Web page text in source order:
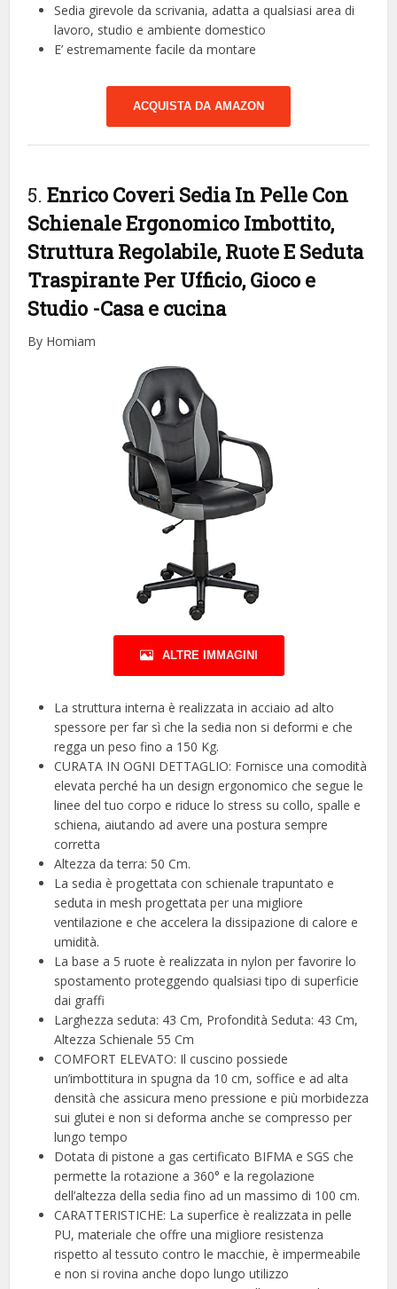
Sedia girevole da scrivania, adatta a qualsiasi area di
lavoro, studio e ambiente domestico
E’ estremamente facile da montare
ACQUISTA DA AMAZON
5.Enrico Coveri Sedia In Pelle Con
Schienale Ergonomico Imbottito,
Struttura Regolabile, Ruote E Seduta
Traspirante Per Ufficio, Gioco e
Studio -Casa e cucina
By Homiam
ALTRE IMMAGINI
La struttura interna è realizzata in acciaio ad alto
spessore per far sì che la sedia non si deformi e che
regga un peso fino a 150 Kg.
CURATA IN OGNI DETTAGLIO: Fornisce una comodità
elevata perché ha un design ergonomico che segue le
linee del tuo corpo e riduce lo stress su collo, spalle e
schiena, aiutando ad avere una postura sempre
corretta
Altezza da terra: 50 Cm.
La sedia è progettata con schienale trapuntato e
seduta in mesh progettata per una migliore
ventilazione e che accelera la dissipazione di calore e
umidità.
La base a 5 ruote è realizzata in nylon per favorire lo
spostamento proteggendo qualsiasi tipo di superficie
dai graffi
Larghezza seduta: 43 Cm, Profondità Seduta: 43 Cm,
Altezza Schienale 55 Cm
COMFORT ELEVATO: Il cuscino possiede
un’imbottitura in spugna da 10 cm, soffice e ad alta
densità che assicura meno pressione e più morbidezza
sui glutei e non si deforma anche se compresso per
lungo tempo
Dotata di pistone a gas certificato BIFMA e SGS che
permette la rotazione a 360° e la regolazione
dell’altezza della sedia fino ad un massimo di 100 cm.
CARATTERISTICHE: La superfice è realizzata in pelle
PU, materiale che offre una migliore resistenza
rispetto al tessuto contro le macchie, è impermeabile
e non si rovina anche dopo lungo utilizzo